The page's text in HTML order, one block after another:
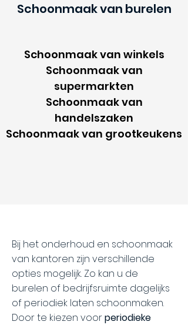
Schoonmaak van burelen
Schoonmaak van winkels
Schoonmaak van
supermarkten
Schoonmaak van
handelszaken
Schoonmaak van grootkeukens
Bij het onderhoud en schoonmaak
van kantoren zijn verschillende
opties mogelijk. Zo kan u de
burelen of bedrijfsruimte dagelijks
of periodiek laten schoonmaken.
Door te kiezen voorperiodieke